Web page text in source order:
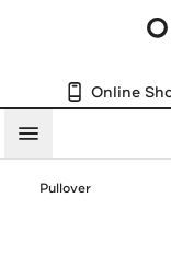
Online
Menü
Pullover